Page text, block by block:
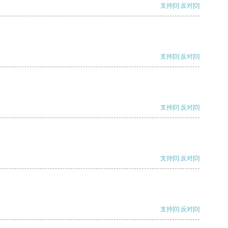
支持[0] 反对[0]
支持[0] 反对[0]
支持[0] 反对[0]
支持[0] 反对[0]
支持[0] 反对[0]